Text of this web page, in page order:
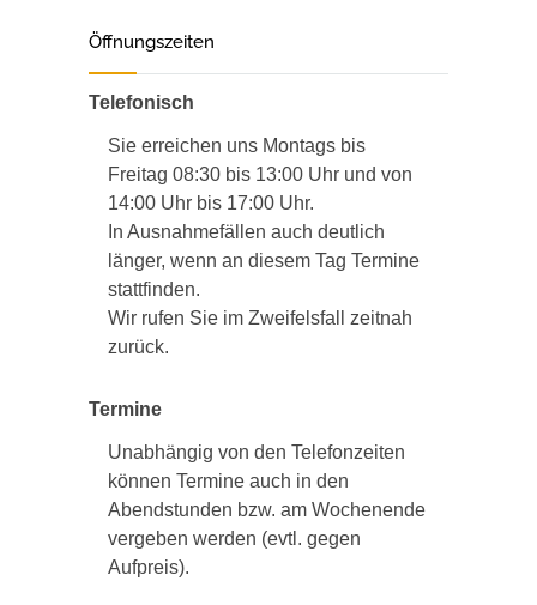
Öffnungszeiten
Telefonisch
Sie erreichen uns Montags bis
Freitag 08:30 bis 13:00 Uhr und von
14:00 Uhr bis 17:00 Uhr.
In Ausnahmefällen auch deutlich
länger, wenn an diesem Tag Termine
stattfinden.
Wir rufen Sie im Zweifelsfall zeitnah
zurück.
Termine
Unabhängig von den Telefonzeiten
können Termine auch in den
Abendstunden bzw. am Wochenende
vergeben werden (evtl. gegen
Aufpreis).